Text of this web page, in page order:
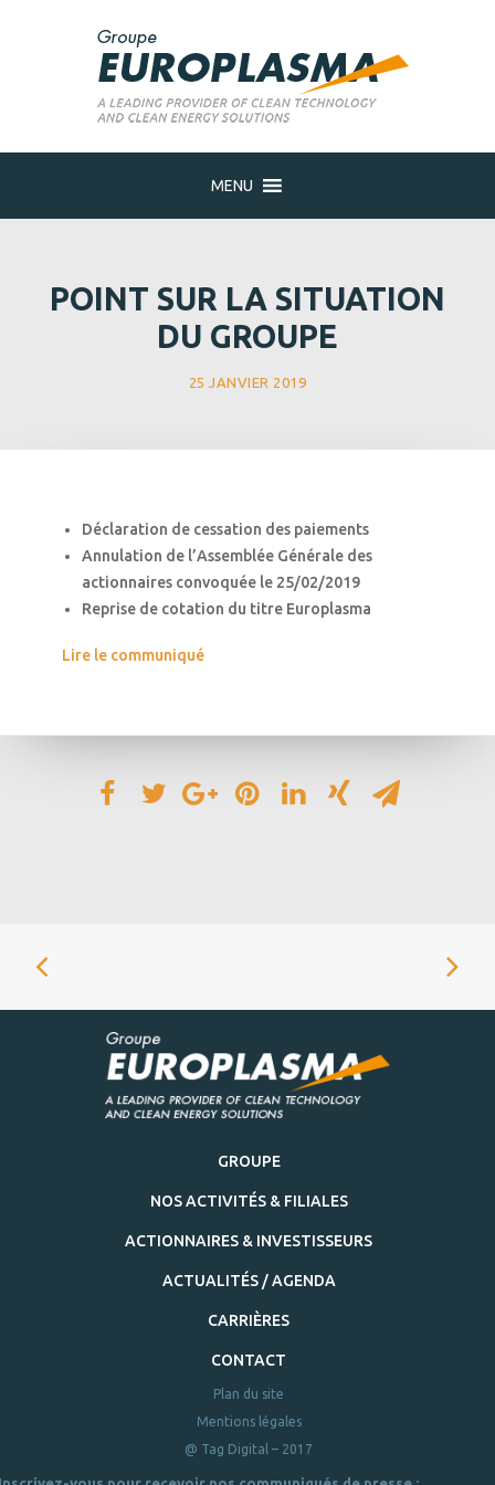
MENU
POINT SUR LA SITUATION
DU GROUPE
25 JANVIER 2019
Déclaration de cessation des paiements
Annulation de l’Assemblée Générale des
actionnaires convoquée le 25/02/2019
Reprise de cotation du titre Europlasma
Lire le communiqué
GROUPE
NOS ACTIVITÉS & FILIALES
ACTIONNAIRES & INVESTISSEURS
ACTUALITÉS / AGENDA
CARRIÈRES
CONTACT
Plan du site
Mentions légales
@ Tag Digital – 2017